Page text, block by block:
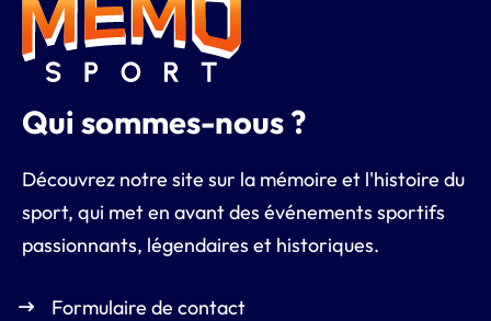
Qui sommes-nous ?
Découvrez notre site sur la mémoire et l'histoire du
sport, qui met en avant des événements sportifs
passionnants, légendaires et historiques.
Formulaire de contact